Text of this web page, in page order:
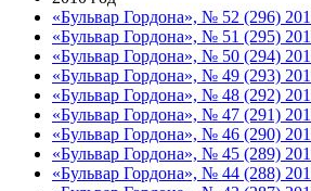
«Бульвар Гордона», № 52 (296)
«Бульвар Гордона», № 51 (295)
«Бульвар Гордона», № 50 (294)
«Бульвар Гордона», № 49 (293)
«Бульвар Гордона», № 48 (292)
«Бульвар Гордона», № 47 (291)
«Бульвар Гордона», № 46 (290)
«Бульвар Гордона», № 45 (289)
«Бульвар Гордона», № 44 (288)